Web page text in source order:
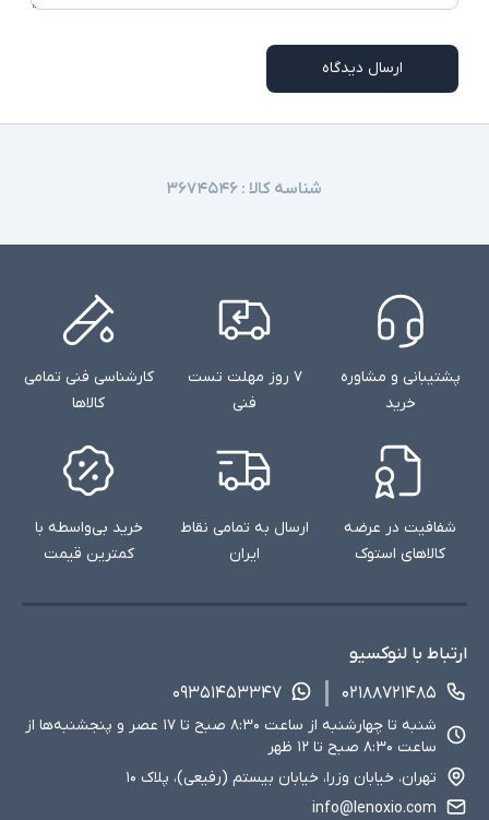
توضیحات تکمیلی
کیبورد، اسکنر اثر انگشت و دوربین تشخیص چهره در
ارسال دیدگاه
شناسه کالا : ۳۶۷۴۵۴۶
پشتیبانی و مشاوره
خرید
۷ روز مهلت تست
فنی
کارشناسی فنی تمامی
کالاها
شفافیت در عرضه
کالاهای استوک
ارسال به تمامی نقاط
ایران
خرید بی‌واسطه با
کمترین قیمت
ارتباط با لنوکسیو
۰۲۱۸۸۷۲۱۴۸۵
۰۹۳۵۱۴۵۳۳۴۷
شنبه تا چهارشنبه از ساعت ۸:۳۰ صبح تا ۱۷ عصر و پنجشنبه‌ها از
ساعت ۸:۳۰ صبح تا ۱۲ ظهر
تهران، خیابان وزرا، خیابان بیستم (رفیعی)، پلاک ۱۰
info@lenoxio.com